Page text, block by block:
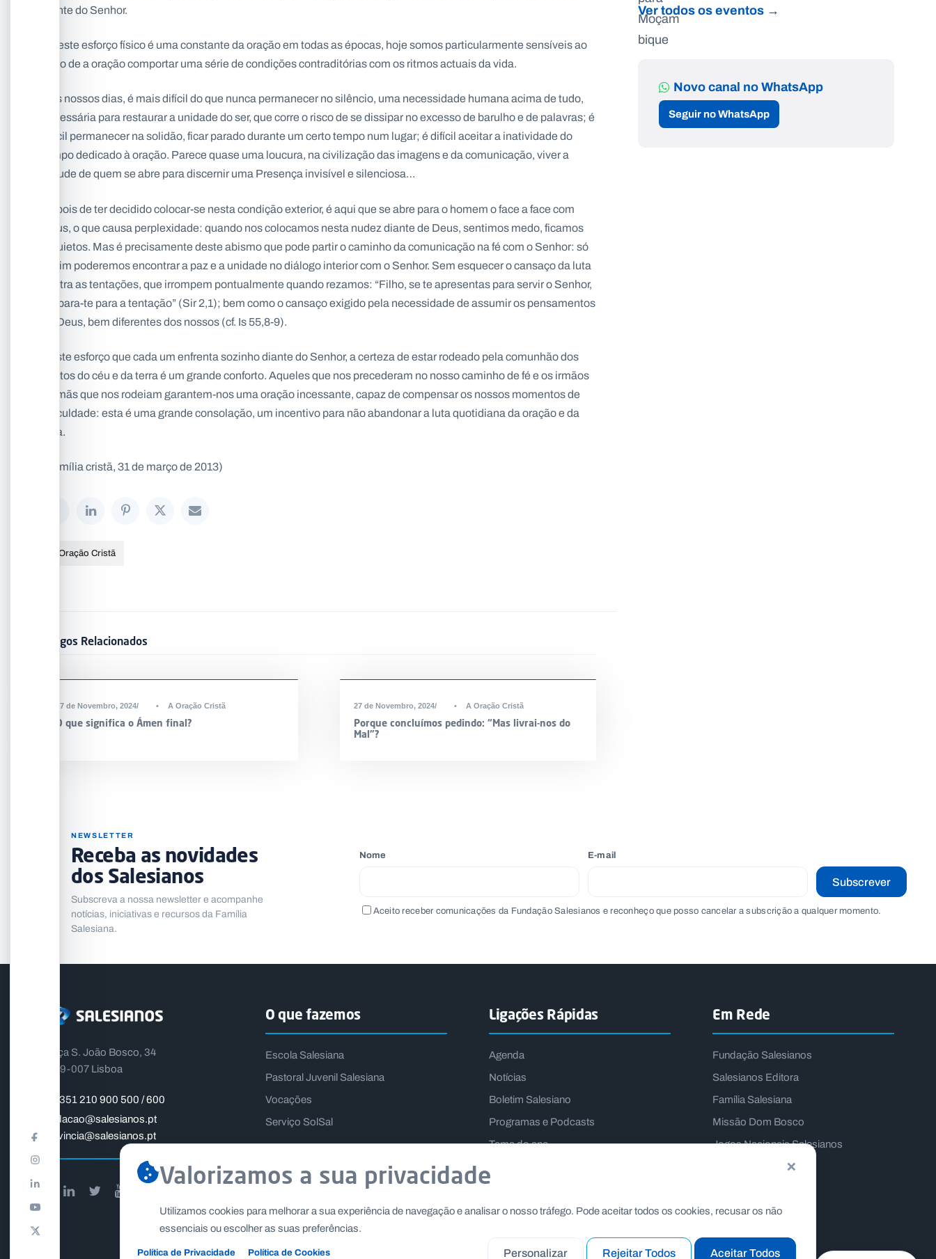
diante do Senhor.
Se este esforço físico é uma constante da oração em todas as épocas, hoje somos particularmente sensíveis ao
facto de a oração comportar uma série de condições contraditórias com os ritmos actuais da vida.
Nos nossos dias, é mais difícil do que nunca permanecer no silêncio, uma necessidade humana acima de tudo,
necessária para restaurar a unidade do ser, que corre o risco de se dissipar no excesso de barulho e de palavras; é
difícil permanecer na solidão, ficar parado durante um certo tempo num lugar; é difícil aceitar a inatividade do
tempo dedicado à oração. Parece quase uma loucura, na civilização das imagens e da comunicação, viver a
atitude de quem se abre para discernir uma Presença invisível e silenciosa…
Depois de ter decidido colocar-se nesta condição exterior, é aqui que se abre para o homem o face a face com
Deus, o que causa perplexidade: quando nos colocamos nesta nudez diante de Deus, sentimos medo, ficamos
inquietos. Mas é precisamente deste abismo que pode partir o caminho da comunicação na fé com o Senhor: só
assim poderemos encontrar a paz e a unidade no diálogo interior com o Senhor. Sem esquecer o cansaço da luta
contra as tentações, que irrompem pontualmente quando rezamos: “Filho, se te apresentas para servir o Senhor,
prepara-te para a tentação” (Sir 2,1); bem como o cansaço exigido pela necessidade de assumir os pensamentos
de Deus, bem diferentes dos nossos (cf. Is 55,8-9).
Neste esforço que cada um enfrenta sozinho diante do Senhor, a certeza de estar rodeado pela comunhão dos
santos do céu e da terra é um grande conforto. Aqueles que nos precederam no nosso caminho de fé e os irmãos
e irmãs que nos rodeiam garantem-nos uma oração incessante, capaz de compensar os nossos momentos de
dificuldade: esta é uma grande consolação, um incentivo para não abandonar a luta quotidiana da oração e da
vida.
(Família cristã, 31 de março de 2013)
A Oração Cristã
Artigos Relacionados
27 de Novembro, 2024 • A Oração Cristã
O que significa o Ámen final?
27 de Novembro, 2024 • A Oração Cristã
Porque concluímos pedindo: “Mas livrai-nos do
Mal”?
Ver todos os eventos →
Novo canal no WhatsApp
Seguir no WhatsApp
NEWSLETTER
Receba as novidades
dos Salesianos
Subscreva a nossa newsletter e acompanhe
notícias, iniciativas e recursos da Família
Salesiana.
Nome E-mail
Aceito receber comunicações da Fundação Salesianos e reconheço que posso cancelar a subscrição a qualquer momento.
Subscrever
Praça S. João Bosco, 34
1399-007 Lisboa
+351 210 900 500 / 600
fundacao@salesianos.pt
provincia@salesianos.pt
O que fazemos
Escola Salesiana
Pastoral Juvenil Salesiana
Vocações
Serviço SolSal
Ligações Rápidas
Agenda
Notícias
Boletim Salesiano
Programas e Podcasts
Tema do ano
Em Rede
Fundação Salesianos
Salesianos Editora
Família Salesiana
Missão Dom Bosco
Jogos Nacionais Salesianos
×
Valorizamos a sua privacidade
Utilizamos cookies para melhorar a sua experiência de navegação e analisar o nosso tráfego. Pode aceitar todos os cookies, recusar os não
essenciais ou escolher as suas preferências.
Política de Privacidade Política de Cookies Personalizar Rejeitar Todos Aceitar Todos